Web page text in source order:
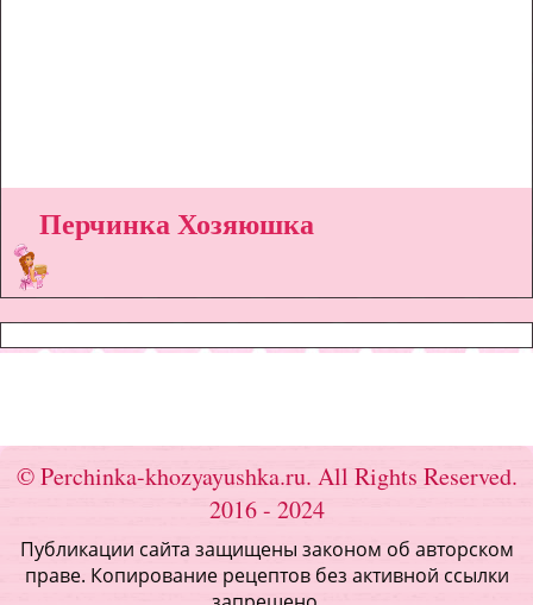
Перчинка Хозяюшка
© Perchinka-khozyayushka.ru. All Rights Reserved.
2016 - 2024
Публикации сайта защищены законом об авторском
праве. Копирование рецептов без активной ссылки